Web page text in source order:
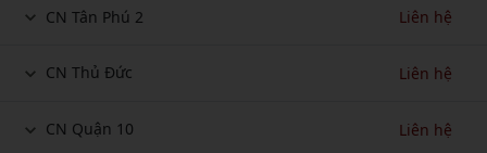
CN Tân Phú 2 Liên hệ
CN Thủ Đức Liên hệ
CN Quận 10 Liên hệ